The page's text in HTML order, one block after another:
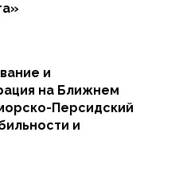
и
на Ближнем
Персидский
и